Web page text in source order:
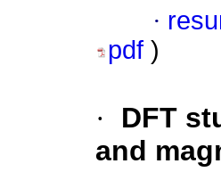
·
pdf )
·
DFT
and